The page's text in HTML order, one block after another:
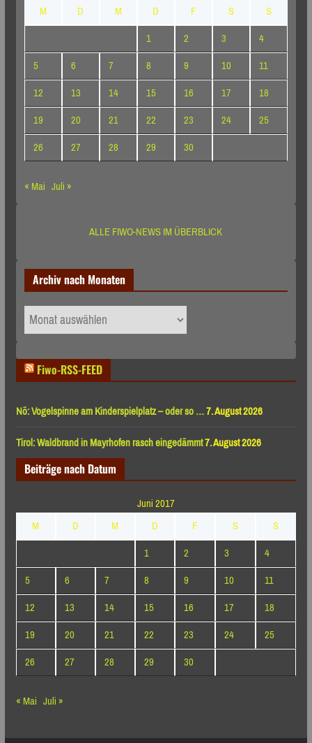
M
D M D F S
S
1
2 3
4
5
6 7 8 9 10
11
12
13 14 15 16 17
18
19
20 21 22 23 24
25
26
27 28 29
30
« Mai Juli »
ALLE FIWO-NEWS IM ÜBERBLICK
Archiv nach Monaten
Archiv
nach
Fiwo-RSS-FEED
Nö: Vogelspinne am Kinderspielplatz – oder so …7. August 2026
Tirol: Waldbrand in Mayrhofen rasch eingedämmt7. August 2026
Beiträge nach Datum
Juni 2017
M
D M D F S
S
1
2 3
4
5
6 7 8 9 10
11
12
13 14 15 16 17
18
19
20 21 22 23 24
25
26
27 28 29
30
« Mai Juli »